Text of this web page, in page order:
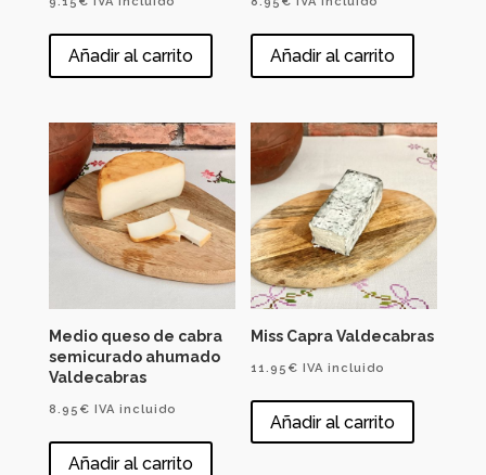
Añadir al carrito Añadir al carrito
Medio queso de cabra
semicurado ahumado
Valdecabras
8.95 € IVA incluido
Añadir al carrito
Miss Capra Valdecabras
11.95 € IVA incluido
Añadir al carrito